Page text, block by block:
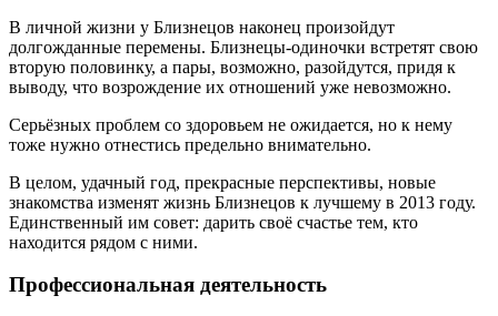
В личной жизни у Близнецов наконец произойдут
долгожданные перемены. Близнецы-одиночки встретят свою
вторую половинку, а пары, возможно, разойдутся, придя к
выводу, что возрождение их отношений уже невозможно.
Серьёзных проблем со здоровьем не ожидается, но к нему
тоже нужно отнестись предельно внимательно.
В целом, удачный год, прекрасные перспективы, новые
знакомства изменят жизнь Близнецов к лучшему в 2013 году.
Единственный им совет: дарить своё счастье тем, кто
находится рядом с ними.
Профессиональная деятельность